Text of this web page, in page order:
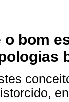
o bom